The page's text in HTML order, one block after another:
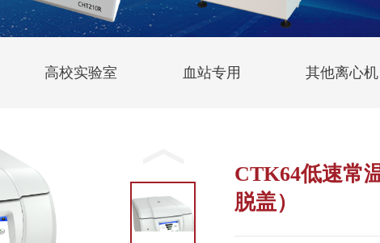
高校实验室 血站专用 其他离心机
CTK64低速常
脱盖）